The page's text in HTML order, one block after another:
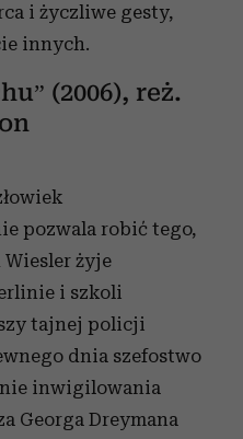
i życzliwe gesty,
innych.
(2006), reż.
pozwala robić tego,
Wiesler żyje
i szkoli
tajnej policji
dnia szefostwo
inwigilowania
Georga Dreymana